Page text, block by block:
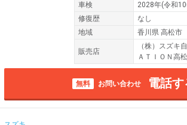
車検
2028年(令和10
修復歴
なし
地域
香川県 高松市
販売店
（株）スズ
ＡＴＩＯＮ高
無料 お問い合わせ 電話す